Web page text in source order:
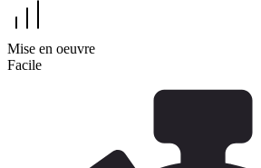
Mise en oeuvre
Facile